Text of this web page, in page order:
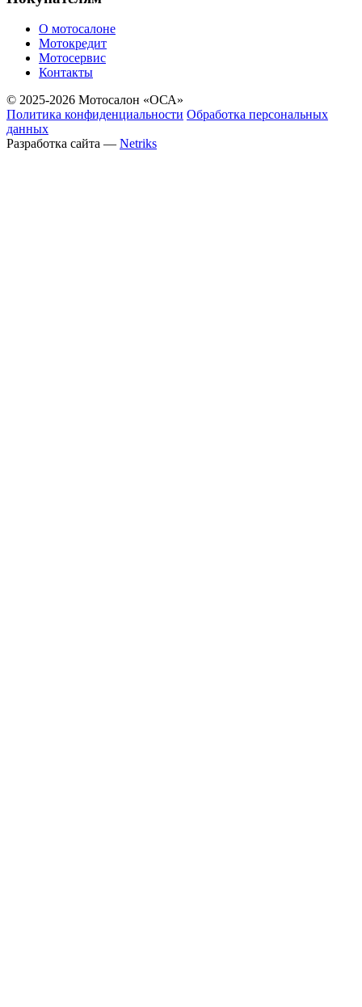
О мотосалоне
Мотокредит
Мотосервис
Контакты
© 2025-2026 Мотосалон «ОСА»
Политика конфиденциальности Обработка персональных
данных
Разработка сайта — Netriks